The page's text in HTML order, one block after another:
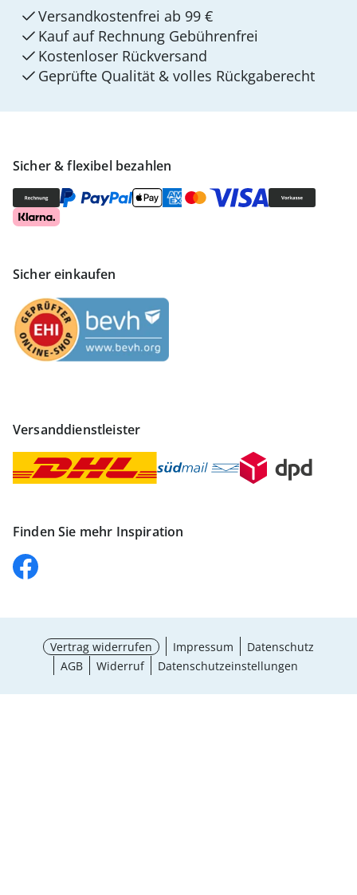
Sicher & flexibel bezahlen
Sicher einkaufen
Versanddienstleister
Finden Sie mehr Inspiration
Versandkostenfrei ab 99 €
Kauf auf Rechnung Gebührenfrei
Kostenloser Rückversand
Geprüfte Qualität & volles Rückgaberecht
Vertrag widerrufen Impressum
Datenschutz
AGB
Widerruf Datenschutzeinstellungen